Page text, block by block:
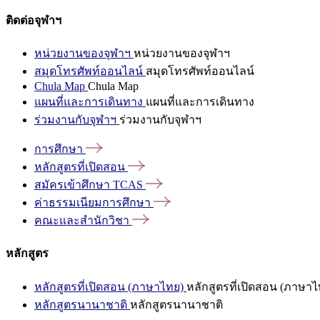
ติดต่อจุฬาฯ
หน่วยงานของจุฬาฯ หน่วยงานของจุฬาฯ
สมุดโทรศัพท์ออนไลน์ สมุดโทรศัพท์ออนไลน์
Chula Map Chula Map
แผนที่และการเดินทาง แผนที่และการเดินทาง
ร่วมงานกับจุฬาฯ ร่วมงานกับจุฬาฯ
การศึกษา
หลักสูตรที่เปิดสอน
สมัครเข้าศึกษา TCAS
ค่าธรรมเนียมการศึกษา
คณะและสำนักวิชา
หลักสูตร
หลักสูตรที่เปิดสอน (ภาษาไทย) หลักสูตรที่เปิดสอน (ภาษาไ
หลักสูตรนานาชาติ หลักสูตรนานาชาติ